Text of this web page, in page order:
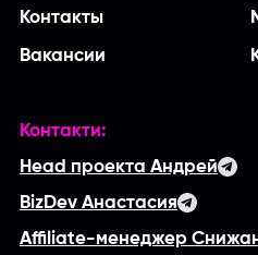
Контакты
Вакансии
Контакти:
Head проекта Андрей
BizDev Анастасия
Affiliate-менеджер